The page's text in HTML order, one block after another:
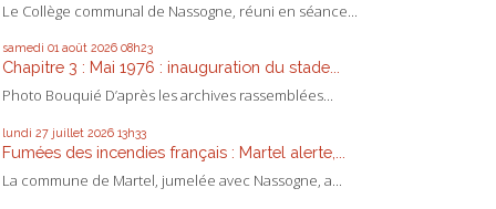
Le Collège communal de Nassogne, réuni en séance...
samedi 01 août 2026 08h23
Chapitre 3 : Mai 1976 : inauguration du stade...
Photo Bouquié D’après les archives rassemblées...
lundi 27 juillet 2026 13h33
Fumées des incendies français : Martel alerte,...
La commune de Martel, jumelée avec Nassogne, a...